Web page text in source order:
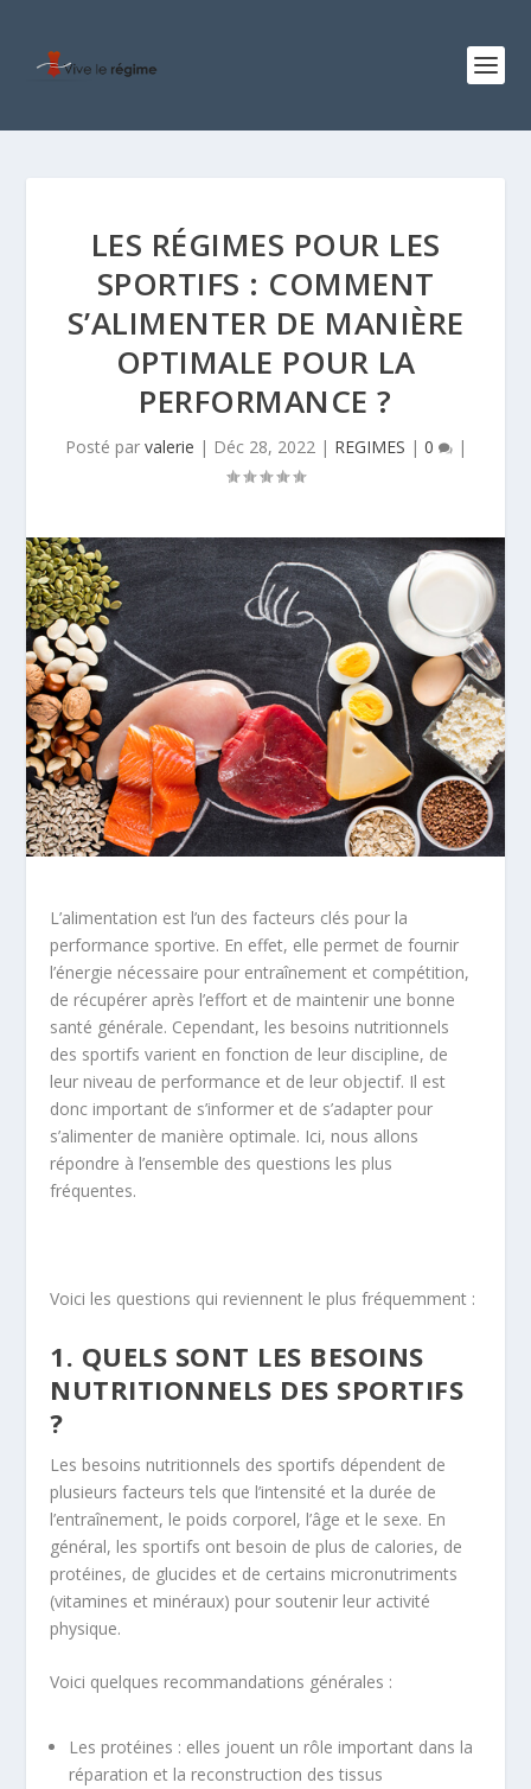
LES RÉGIMES POUR LES
SPORTIFS : COMMENT
S’ALIMENTER DE MANIÈRE
OPTIMALE POUR LA
PERFORMANCE ?
Posté par valerie | Déc 28, 2022| REGIMES | 0 |
L’alimentation est l’un des facteurs clés pour la
performance sportive. En effet, elle permet de fournir
l’énergie nécessaire pour entraînement et compétition,
de récupérer après l’effort et de maintenir une bonne
santé générale. Cependant, les besoins nutritionnels
des sportifs varient en fonction de leur discipline, de
leur niveau de performance et de leur objectif. Il est
donc important de s’informer et de s’adapter pour
s’alimenter de manière optimale. Ici, nous allons
répondre à l’ensemble des questions les plus
fréquentes.
Voici les questions qui reviennent le plus fréquemment :
1. QUELS SONT LES BESOINS
NUTRITIONNELS DES SPORTIFS
?
Les besoins nutritionnels des sportifs dépendent de
plusieurs facteurs tels que l’intensité et la durée de
l’entraînement, le poids corporel, l’âge et le sexe. En
général, les sportifs ont besoin de plus de calories, de
protéines, de glucides et de certains micronutriments
(vitamines et minéraux) pour soutenir leur activité
physique.
Voici quelques recommandations générales :
Les protéines : elles jouent un rôle important dans la
réparation et la reconstruction des tissus